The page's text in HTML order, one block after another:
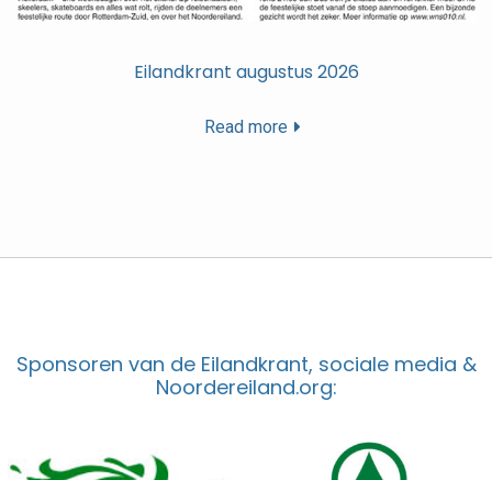
Eilandkrant augustus 2026
Read more
Sponsoren van de Eilandkrant, sociale media &
Noordereiland.org: